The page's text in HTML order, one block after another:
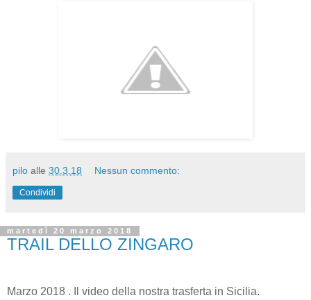
pilo alle 30.3.18 Nessun commento:
Condividi
martedì 20 marzo 2018
TRAIL DELLO ZINGARO
Marzo 2018 . Il video della nostra trasferta in Sicilia.